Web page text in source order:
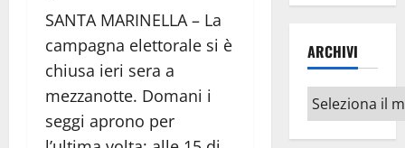
SANTA MARINELLA – La
campagna elettorale si è
chiusa ieri sera a
mezzanotte. Domani i
seggi aprono per
ARCHIVI
Archivi